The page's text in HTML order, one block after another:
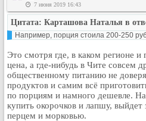
7 июня 2019 16:43
Цитата: Карташова Наталья в
Например, порция стоила 200-250
Это смотря где, в каком регионе
цена, а где-нибудь в Чите совсем
общественному питанию не
продуктов и самим всё
по порциям и намного дешевле.
купить окорочков и лапшу, выйдет
перцем и морковью.